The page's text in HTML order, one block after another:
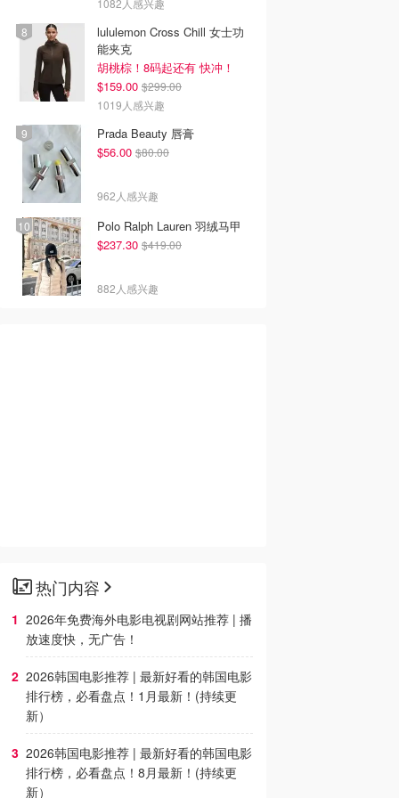
1082人感兴趣
lululemon Cross Chill 女士功
能夹克
胡桃棕！8码起还有 快冲！
$159.00 $299.00
1019人感兴趣
Prada Beauty 唇膏
$56.00 $80.00
962人感兴趣
Polo Ralph Lauren 羽绒马甲
$237.30 $419.00
882人感兴趣
热门内容
2026年免费海外电影电视剧网站推荐 | 播
放速度快，无广告！
2026韩国电影推荐 | 最新好看的韩国电影
排行榜，必看盘点！1月最新！(持续更
新）
2026韩国电影推荐 | 最新好看的韩国电影
排行榜，必看盘点！8月最新！(持续更
新）